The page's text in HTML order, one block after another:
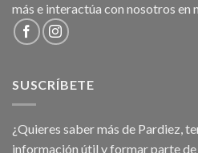
más e interactúa con nosotros en
SUSCRÍBETE
¿Quieres saber más de Pardiez,
información útil y formar parte de